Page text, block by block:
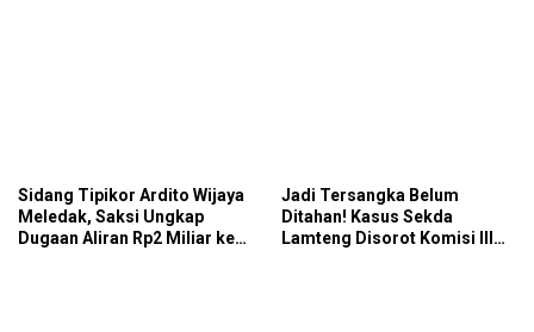
Sidang Tipikor Ardito Wijaya
Meledak, Saksi Ungkap
Dugaan Aliran Rp2 Miliar ke
Jadi Tersangka Belum
Ditahan! Kasus Sekda
Lamteng Disorot Komisi III